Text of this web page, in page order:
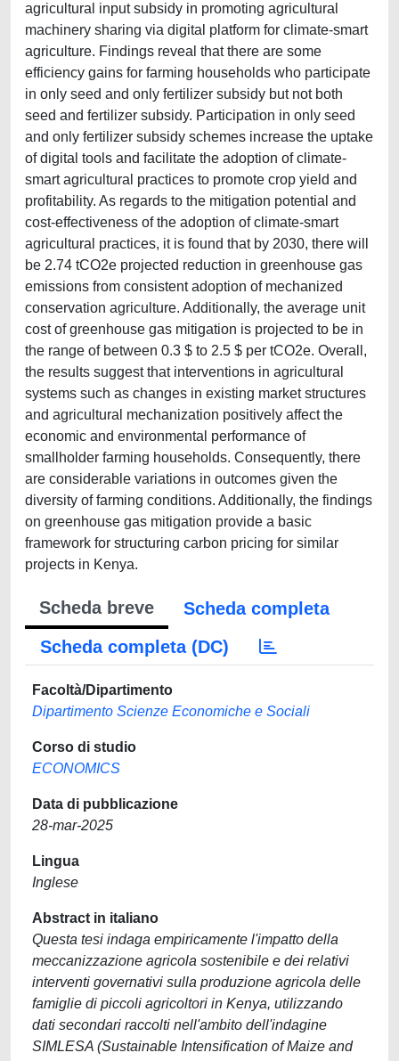
agricultural input subsidy in promoting agricultural
machinery sharing via digital platform for climate-smart
agriculture. Findings reveal that there are some
efficiency gains for farming households who participate
in only seed and only fertilizer subsidy but not both
seed and fertilizer subsidy. Participation in only seed
and only fertilizer subsidy schemes increase the uptake
of digital tools and facilitate the adoption of climate-
smart agricultural practices to promote crop yield and
profitability. As regards to the mitigation potential and
cost-effectiveness of the adoption of climate-smart
agricultural practices, it is found that by 2030, there will
be 2.74 tCO2e projected reduction in greenhouse gas
emissions from consistent adoption of mechanized
conservation agriculture. Additionally, the average unit
cost of greenhouse gas mitigation is projected to be in
the range of between 0.3 $ to 2.5 $ per tCO2e. Overall,
the results suggest that interventions in agricultural
systems such as changes in existing market structures
and agricultural mechanization positively affect the
economic and environmental performance of
smallholder farming households. Consequently, there
are considerable variations in outcomes given the
diversity of farming conditions. Additionally, the findings
on greenhouse gas mitigation provide a basic
framework for structuring carbon pricing for similar
projects in Kenya.
Scheda breve
Scheda completa
Scheda completa (DC)
Facoltà/Dipartimento
Dipartimento Scienze Economiche e Sociali
Corso di studio
ECONOMICS
Data di pubblicazione
28-mar-2025
Lingua
Inglese
Abstract in italiano
Questa tesi indaga empiricamente l'impatto della
meccanizzazione agricola sostenibile e dei relativi
interventi governativi sulla produzione agricola delle
famiglie di piccoli agricoltori in Kenya, utilizzando
dati secondari raccolti nell'ambito dell'indagine
SIMLESA (Sustainable Intensification of Maize and